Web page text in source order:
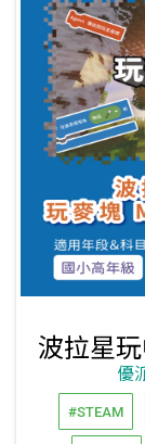
優
#STEAM